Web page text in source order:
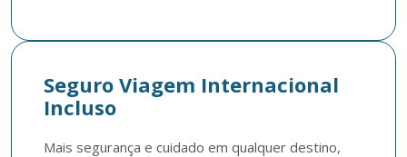
Seguro Viagem Internacional
Incluso
Mais segurança e cuidado em qualquer destino,